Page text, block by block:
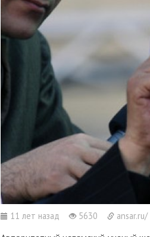
11 лет назад 5630 ansar.ru/